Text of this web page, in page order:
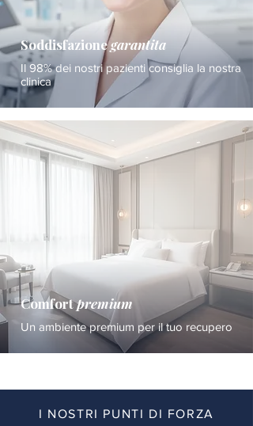
Soddisfazionegarantita
Il 98% dei nostri pazienti consiglia la nostra
clinica
Comfortpremium
Un ambiente premium per il tuo recupero
I NOSTRI PUNTI DI FORZA